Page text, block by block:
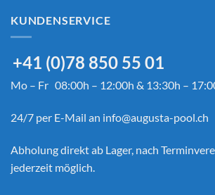
KUNDENSERVICE
+41 (0)78 850 55 01
Mo – Fr 08:00h – 12:00h & 13:30h –
24/7 per E-Mail an info@augusta-pool.ch
Abholung direkt ab Lager, nach
jederzeit möglich.